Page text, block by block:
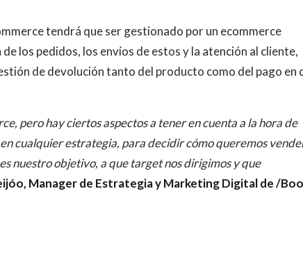
tendrá que ser gestionado por un ecommerce
los pedidos, los envíos de estos y la atención al cliente,
de devolución tanto del producto como del pago en
pero hay ciertos aspectos a tener en cuenta a la hora de
cualquier estrategia, para decidir cómo queremos
nuestro objetivo, a que target nos dirigimos y que
Manager de Estrategia y Marketing Digital de /